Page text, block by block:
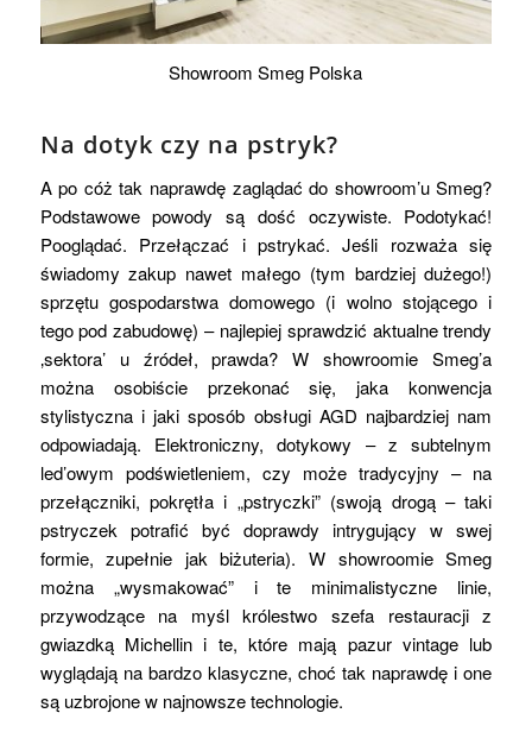
Showroom Smeg Polska
Na dotyk czy na pstryk?
A po cóż tak naprawdę zaglądać do showroom’u Smeg?
Podstawowe powody są dość oczywiste. Podotykać!
Pooglądać. Przełączać i pstrykać. Jeśli rozważa się
świadomy zakup nawet małego (tym bardziej dużego!)
sprzętu gospodarstwa domowego (i wolno stojącego i
tego pod zabudowę) – najlepiej sprawdzić aktualne trendy
‚sektora’ u źródeł, prawda? W showroomie Smeg’a
można osobiście przekonać się, jaka konwencja
stylistyczna i jaki sposób obsługi AGD najbardziej nam
odpowiadają. Elektroniczny, dotykowy – z subtelnym
led’owym podświetleniem, czy może tradycyjny – na
przełączniki, pokrętła i „pstryczki” (swoją drogą – taki
pstryczek potrafić być doprawdy intrygujący w swej
formie, zupełnie jak biżuteria). W showroomie Smeg
można „wysmakować” i te minimalistyczne linie,
przywodzące na myśl królestwo szefa restauracji z
gwiazdką Michellin i te, które mają pazur vintage lub
wyglądają na bardzo klasyczne, choć tak naprawdę i one
są uzbrojone w najnowsze technologie.